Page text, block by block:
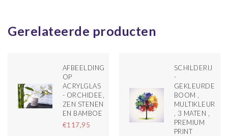
Gerelateerde producten
AFBEELDING
OP
ACRYLGLAS
- ORCHIDEE,
ZEN STENEN
EN BAMBOE
€117,95
SCHILDERIJ
-
GEKLEURDE
BOOM ,
MULTIKLEUR
, 3 MATEN ,
PREMIUM
PRINT